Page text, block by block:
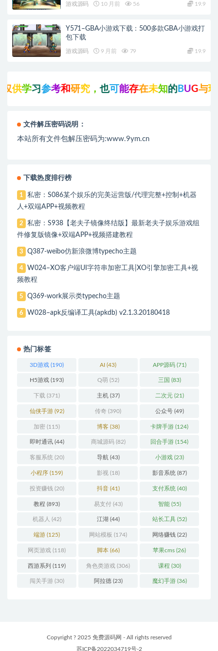
游戏源码 10 月前 56 19.9
Y571–GBA小游戏下载：500多款GBA小游戏打
包下载
游戏源码 9 月前 79 19.9
习参考和研究，也可 能存在未知的BUG与瑕疵，
文件解压密码说明：
本站所有文件包解压密码为:www.9ym.cn
下载热度排行榜
1
私密：S086某个娱乐的完美运营版/代理完整+控制+机器
人+双端APP+视频教程
2
私密：S938【老夫子镜像终结版】最新老夫子娱乐游戏组
件修复版镜像+双端APP+视频搭建教程
3 Q387-weibo仿新浪微博typecho主题
4
W024–XO客户端UI字符串加密工具|XO引擎加密工具+视
频教程
5 Q369-work展示类typecho主题
6 W028–apk反编译工具(apkdb) v2.1.3.20180418
热门标签
3D游戏 (190) AI (43) APP源码(71)
H5游戏 (193) Q萌 (52) 三国 (83)
下载 (371) 主机(37) 二次元(21)
仙侠手游(92) 传奇 (390) 公众号(49)
加密 (115) 博客(38) 卡牌手游 (124)
即时通讯(44) 商城源码(82) 回合手游 (154)
客服系统 (20) 导航(43) 小游戏(23)
小程序 (159) 影视(18) 影音系统 (87)
投资赚钱 (20) 抖音(41) 支付系统 (40)
教程 (893) 易支付(43) 智能(55)
机器人 (42) 江湖 (44) 站长工具(52)
端游 (125) 网站模板 (174) 网络赚钱(22)
网页游戏 (118) 脚本(66) 苹果cms (26)
西游系列 (119) 角色类游戏 (306) 课程 (30)
闯关手游(30) 阿拉德(23) 魔幻手游(36)
Copyright ? 2025 免费源码网 - All rights reserved
苏ICP备2022034719号-2